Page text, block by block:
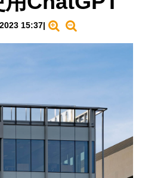
15:37|